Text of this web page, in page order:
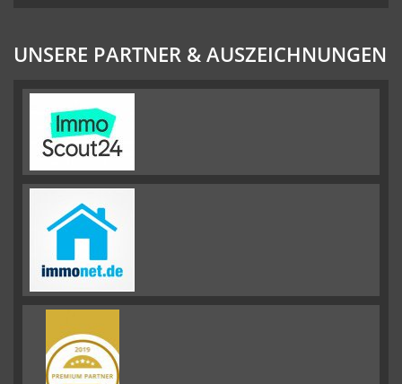
UNSERE PARTNER & AUSZEICHNUNGEN